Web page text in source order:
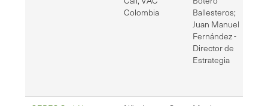
Colombia
Ballesteros;
Juan Manuel
Fernández -
Director de
Estrategia